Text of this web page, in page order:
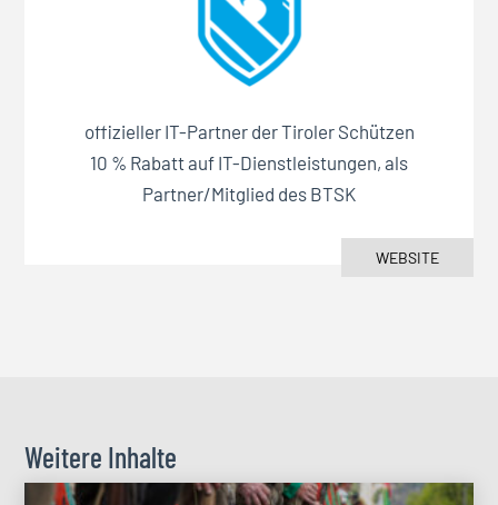
offizieller IT-Partner der Tiroler Schützen
10 % Rabatt auf IT-Dienstleistungen, als
Partner/Mitglied des BTSK
WEBSITE
Weitere Inhalte